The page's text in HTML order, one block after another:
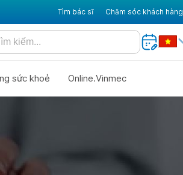
Tìm bác sĩ Chăm sóc khách hàng
sức khoẻ Online.Vinmec